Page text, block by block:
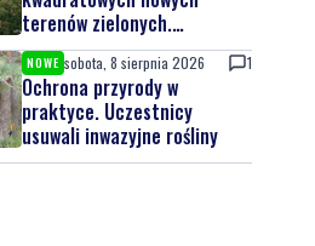
terenów zielonych.
Powstanie nowa przestrzeń
do wypoczynku
NOWE sobota, 8 sierpnia 2026 1
Ochrona przyrody w
praktyce. Uczestnicy
usuwali inwazyjne rośliny